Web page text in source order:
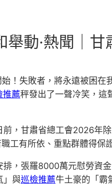
動·熱聞｜
始！失敗者，將永遠被困在
推薦秤發出了一聲冷笑，這
前，甘肅省總工會2026年
職工有所依、重點群體得保
排，張羅8000萬元慰勞資
」與巡檢推薦牛土豪的「霸